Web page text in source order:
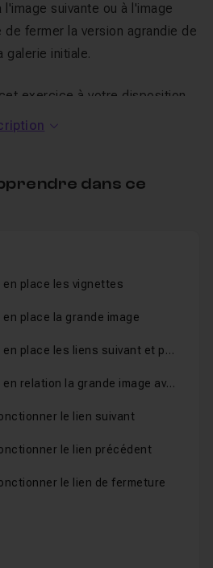
l'image suivante ou à l'image
fermer la version agrandie de
galerie initiale.
exercice à votre disposition.
valider vos nouvelles
et facilement le jQuery :
dans ce
en place les vignettes
en place la grande image
Mettre en place les liens suivant et précédent
Mettre en relation la grande image avec la vignette
le lien suivant
le lien précédent
le lien de fermeture